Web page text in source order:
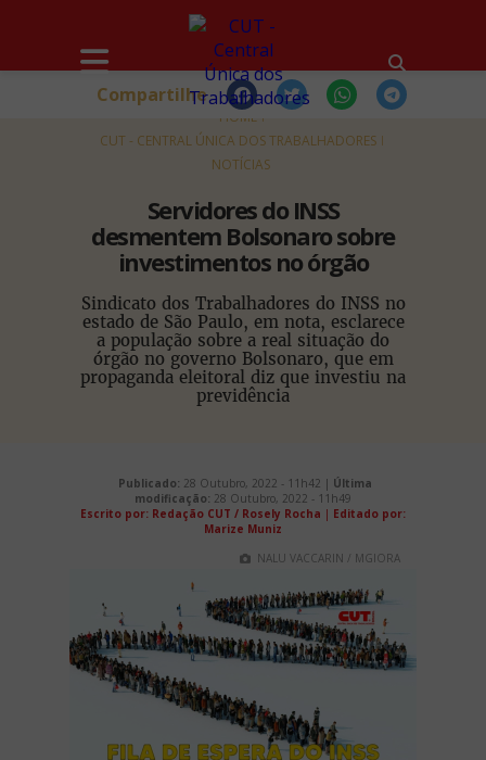
HOME
CUT - CENTRAL ÚNICA DOS TRABALHADORES
NOTÍCIAS
Servidores do INSS
desmentem Bolsonaro sobre
investimentos no órgão
Sindicato dos Trabalhadores do INSS no
estado de São Paulo, em nota, esclarece
a população sobre a real situação do
órgão no governo Bolsonaro, que em
propaganda eleitoral diz que investiu na
previdência
Compartilhe
Publicado: 28 Outubro, 2022 - 11h42 | Última
modificação: 28 Outubro, 2022 - 11h49
Escrito por: Redação CUT / Rosely Rocha | Editado por:
Marize Muniz
NALU VACCARIN / MGIORA